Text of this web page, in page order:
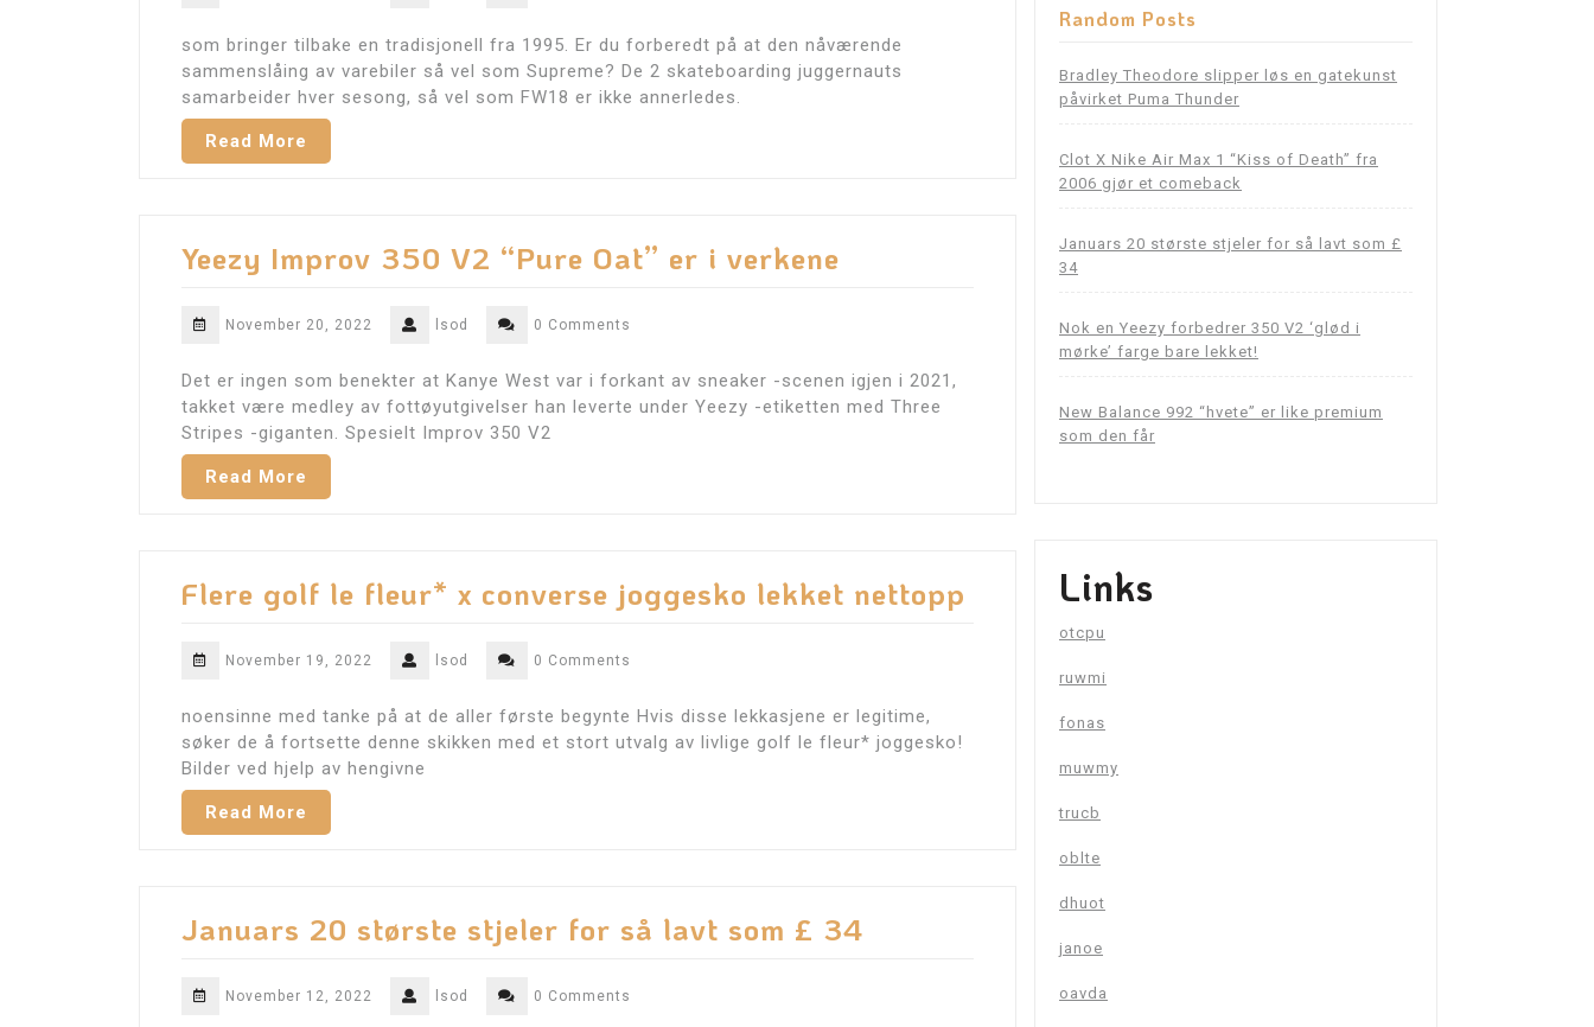
som bringer tilbake en tradisjonell fra 1995. Er du forberedt på at den nåværende
sammenslåing av varebiler så vel som Supreme? De 2 skateboarding juggernauts
samarbeider hver sesong, så vel som FW18 er ikke annerledes.
Read More
Yeezy Improv 350 V2 “Pure Oat” er i verkene
November 20, 2022 lsod 0 Comments
Det er ingen som benekter at Kanye West var i forkant av sneaker -scenen igjen i 2021,
takket være medley av fottøyutgivelser han leverte under Yeezy -etiketten med Three
Stripes -giganten. Spesielt Improv 350 V2
Read More
Flere golf le fleur* x converse joggesko lekket nettopp
November 19, 2022 lsod 0 Comments
noensinne med tanke på at de aller første begynte Hvis disse lekkasjene er legitime,
søker de å fortsette denne skikken med et stort utvalg av livlige golf le fleur* joggesko!
Bilder ved hjelp av hengivne
Read More
Januars 20 største stjeler for så lavt som £ 34
November 12, 2022 lsod 0 Comments
Random Posts
Bradley Theodore slipper løs en gatekunst
påvirket Puma Thunder
Clot X Nike Air Max 1 “Kiss of Death” fra
2006 gjør et comeback
Januars 20 største stjeler for så lavt som £
34
Nok en Yeezy forbedrer 350 V2 ‘glød i
mørke’ farge bare lekket!
New Balance 992 “hvete” er like premium
som den får
Links
otcpu
ruwmi
fonas
muwmy
trucb
oblte
dhuot
janoe
oavda